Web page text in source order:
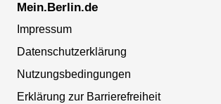
Mein.Berlin.de
Impressum
Datenschutzerklärung
Nutzungsbedingungen
Erklärung zur Barrierefreiheit